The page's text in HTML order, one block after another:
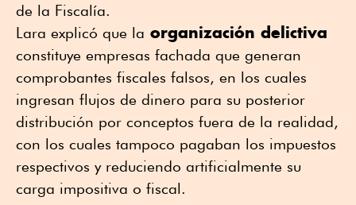
de la Fiscalía.
Lara explicó que la organización delictiva
constituye empresas fachada que generan
comprobantes fiscales falsos, en los cuales
ingresan flujos de dinero para su posterior
distribución por conceptos fuera de la realidad,
con los cuales tampoco pagaban los impuestos
respectivos y reduciendo artificialmente su
carga impositiva o fiscal.